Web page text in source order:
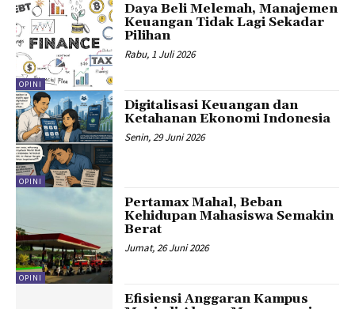
OPINI
Daya Beli Melemah, Manajemen
Keuangan Tidak Lagi Sekadar
Pilihan
Rabu, 1 Juli 2026
OPINI
Digitalisasi Keuangan dan
Ketahanan Ekonomi Indonesia
Senin, 29 Juni 2026
OPINI
Pertamax Mahal, Beban
Kehidupan Mahasiswa Semakin
Berat
Jumat, 26 Juni 2026
Efisiensi Anggaran Kampus